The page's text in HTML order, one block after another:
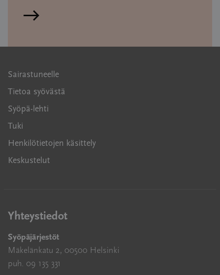
Lue artikkeli
Sairastuneelle
Tietoa syövästä
Syöpä-lehti
Tuki
Henkilötietojen käsittely
Keskustelut
Yhteystiedot
Syöpäjärjestöt
Mäkelänkatu 2, 00500 Helsinki
puh. 09 135 331